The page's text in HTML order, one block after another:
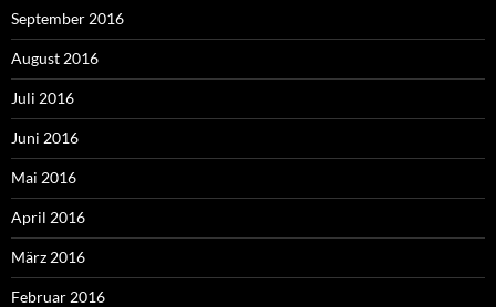
September 2016
August 2016
Juli 2016
Juni 2016
Mai 2016
April 2016
März 2016
Februar 2016